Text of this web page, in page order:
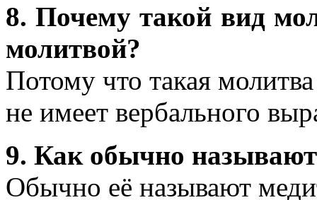
8. Почему такой вид
молитвой?
Потому что такая
не имеет вербального
9. Как обычно
Обычно её называют